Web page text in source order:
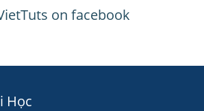
on facebook
Học